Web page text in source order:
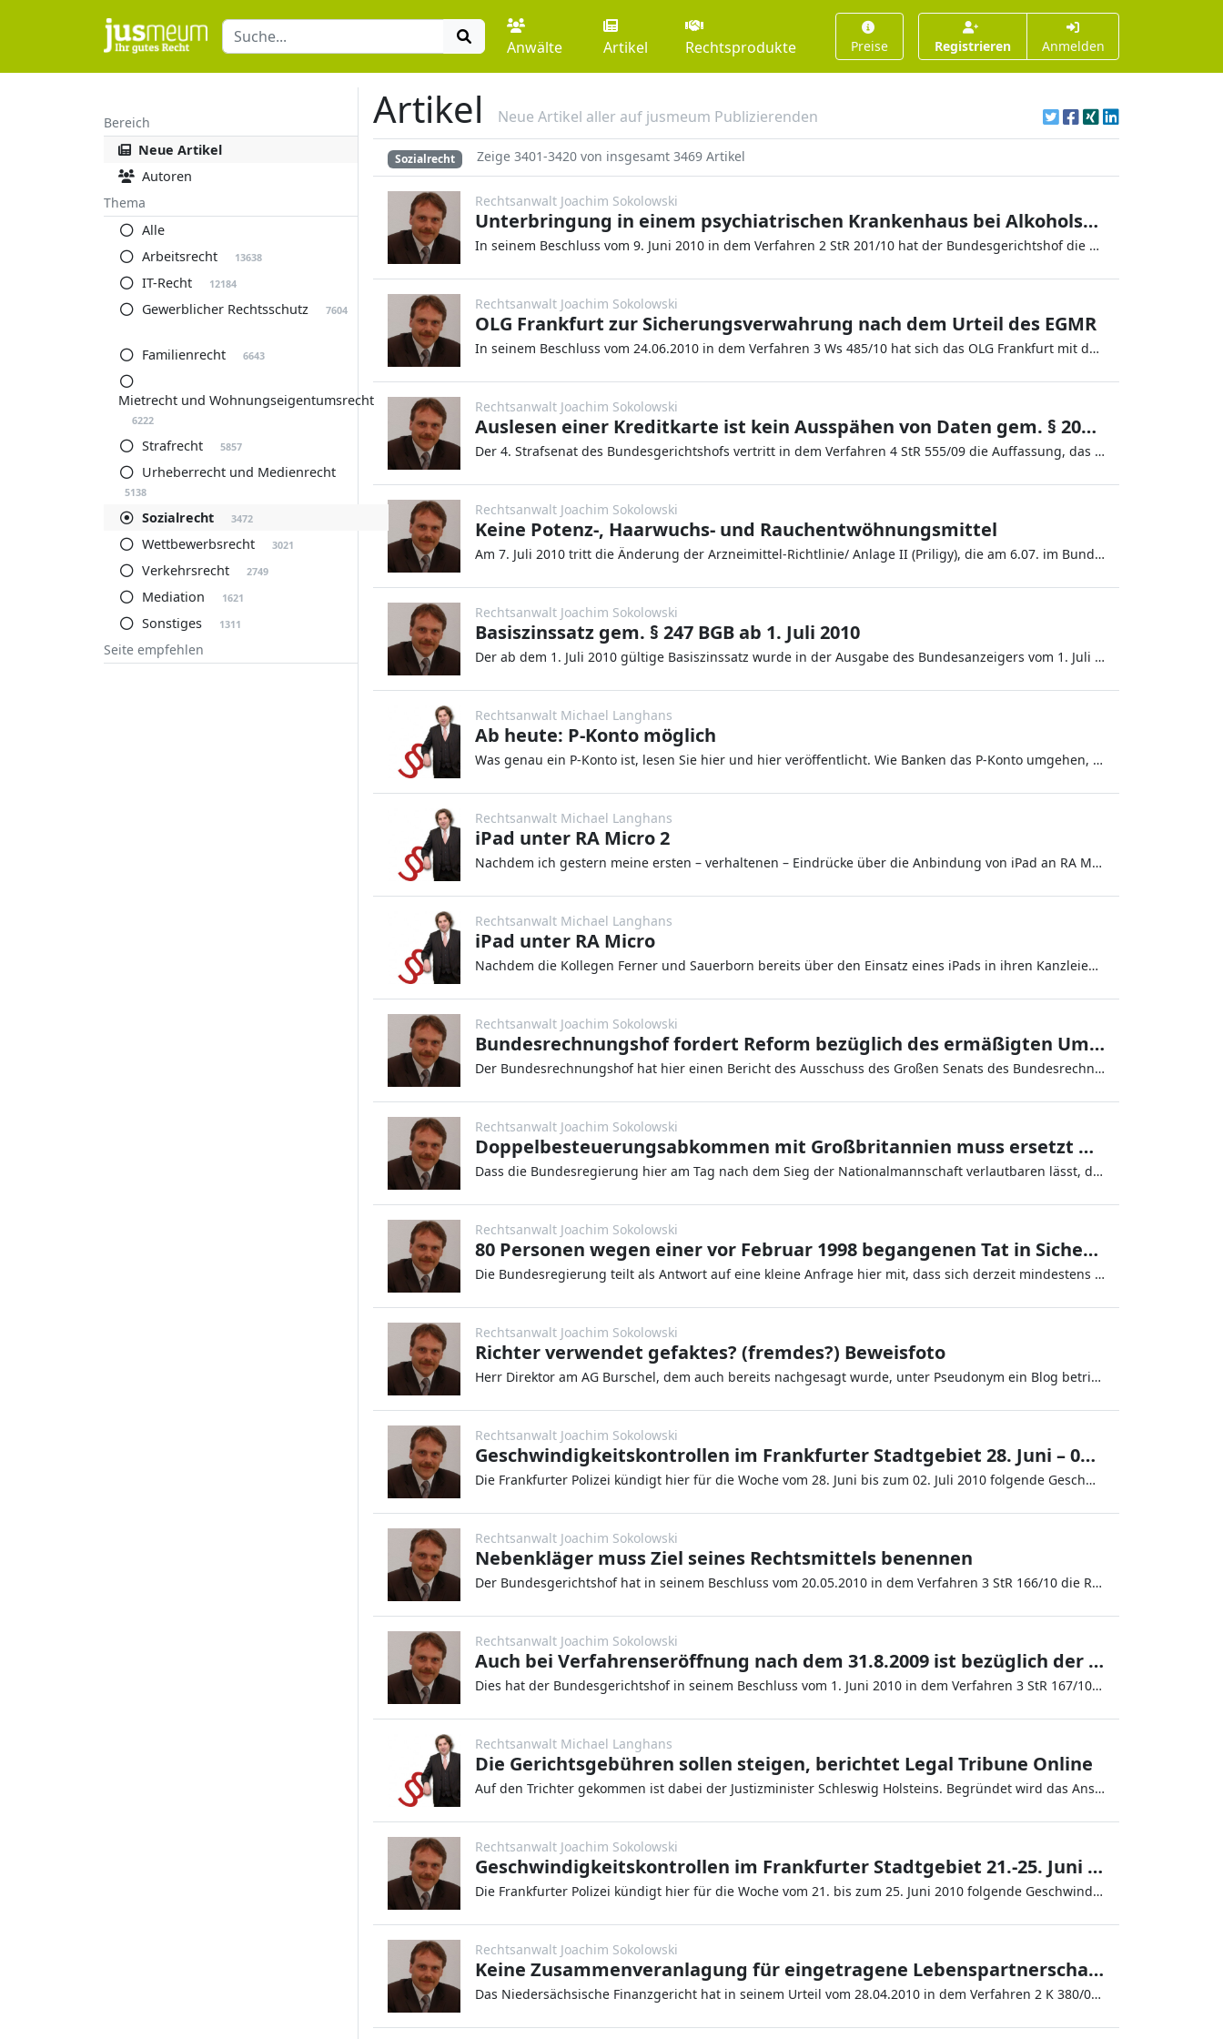
Anwälte Artikel Rechtsprodukte Preise Registrieren Anmelden
Bereich
Neue Artikel
Autoren
Thema
Alle
Arbeitsrecht
13638
IT-Recht 12184
Gewerblicher Rechtsschutz 7604
Familienrecht 6643
Mietrecht und Wohnungseigentumsrecht
6222
Strafrecht 5857
Urheberrecht und Medienrecht
5138
Sozialrecht 3472
Wettbewerbsrecht 3021
Verkehrsrecht 2749
Mediation 1621
Sonstiges 1311
Seite empfehlen
Artikel Neue Artikel aller auf jusmeum Publizierenden
Sozialrecht Zeige 3401-3420 von insgesamt 3469 Artikel
Rechtsanwalt Joachim Sokolowski
Unterbringung in einem psychiatrischen Krankenhaus bei Alkoholsucht
In seinem Beschluss vom 9. Juni 2010 in dem Verfahren 2 StR 201/10 hat der Bundesgerichtshof die Entscheidung des Lan
Rechtsanwalt Joachim Sokolowski
OLG Frankfurt zur Sicherungsverwahrung nach dem Urteil des EGMR
In seinem Beschluss vom 24.06.2010 in dem Verfahren 3 Ws 485/10 hat sich das OLG Frankfurt mit den Auswirkungen der Ent
Rechtsanwalt Joachim Sokolowski
Auslesen einer Kreditkarte ist kein Ausspähen von Daten gem. § 202a StGB
Der 4. Strafsenat des Bundesgerichtshofs vertritt in dem Verfahren 4 StR 555/09 die Auffassung, das das bloße Aus
Rechtsanwalt Joachim Sokolowski
Keine Potenz-, Haarwuchs- und Rauchentwöhnungsmittel
Am 7. Juli 2010 tritt die Änderung der Arzneimittel-Richtlinie/ Anlage II (Priligy), die am 6.07. im Bundesanzeiger
Rechtsanwalt Joachim Sokolowski
Basiszinssatz gem. § 247 BGB ab 1. Juli 2010
Der ab dem 1. Juli 2010 gültige Basiszinssatz wurde in der Ausgabe des Bundesanzeigers vom 1. Juli 2010 (Nr. 96) be
Rechtsanwalt Michael Langhans
Ab heute: P-Konto möglich
Was genau ein P-Konto ist, lesen Sie hier und hier veröffentlicht. Wie Banken das P-Konto umgehen, habe ich hier bericht
Rechtsanwalt Michael Langhans
iPad unter RA Micro 2
Nachdem ich gestern meine ersten – verhaltenen – Eindrücke über die Anbindung von iPad an RA Micro hier
Rechtsanwalt Michael Langhans
iPad unter RA Micro
Nachdem die Kollegen Ferner und Sauerborn bereits über den Einsatz eines iPads in ihren Kanzleien als eAkten Lesegerät
Rechtsanwalt Joachim Sokolowski
Bundesrechnungshof fordert Reform bezüglich des ermäßigten Umsatzsteuersatzes
Der Bundesrechnungshof hat hier einen Bericht des Ausschuss des Großen Senats des Bundesrechnungshofes über den ermäßi
Rechtsanwalt Joachim Sokolowski
Doppelbesteuerungsabkommen mit Großbritannien muss ersetzt werden
Dass die Bundesregierung hier am Tag nach dem Sieg der Nationalmannschaft verlautbaren lässt, dass das Abkommen zwi
Rechtsanwalt Joachim Sokolowski
80 Personen wegen einer vor Februar 1998 begangenen Tat in Sicherungsverwahrung
Die Bundesregierung teilt als Antwort auf eine kleine Anfrage hier mit, dass sich derzeit mindestens 80 Personen wegen e
Rechtsanwalt Joachim Sokolowski
Richter verwendet gefaktes? (fremdes?) Beweisfoto
Herr Direktor am AG Burschel, dem auch bereits nachgesagt wurde, unter Pseudonym ein Blog betrieben zu haben, veröf
Rechtsanwalt Joachim Sokolowski
Geschwindigkeitskontrollen im Frankfurter Stadtgebiet 28. Juni – 02. Juli 2010
Die Frankfurter Polizei kündigt hier für die Woche vom 28. Juni bis zum 02. Juli 2010 folgende Geschwindigkeitskontrol
Rechtsanwalt Joachim Sokolowski
Nebenkläger muss Ziel seines Rechtsmittels benennen
Der Bundesgerichtshof hat in seinem Beschluss vom 20.05.2010 in dem Verfahren 3 StR 166/10 die Revision des Nebenkl&au
Rechtsanwalt Joachim Sokolowski
Auch bei Verfahrenseröffnung nach dem 31.8.2009 ist bezüglich der Änderung des § 31 BtmG die mildere Gesetzesfassung anzuwenden
Dies hat der Bundesgerichtshof in seinem Beschluss vom 1. Juni 2010 in dem Verfahren 3 StR 167/10 festgestellt und unt
Rechtsanwalt Michael Langhans
Die Gerichtsgebühren sollen steigen, berichtet Legal Tribune Online
Auf den Trichter gekommen ist dabei der Justizminister Schleswig Holsteins. Begründet wird das Ansinnen mit gestiegenen
Rechtsanwalt Joachim Sokolowski
Geschwindigkeitskontrollen im Frankfurter Stadtgebiet 21.-25. Juni 2010
Die Frankfurter Polizei kündigt hier für die Woche vom 21. bis zum 25. Juni 2010 folgende Geschwindigkeitskontrollen an:
Rechtsanwalt Joachim Sokolowski
Keine Zusammenveranlagung für eingetragene Lebenspartnerschaften
Das Niedersächsische Finanzgericht hat in seinem Urteil vom 28.04.2010 in dem Verfahren 2 K 380/09 die Klage eines